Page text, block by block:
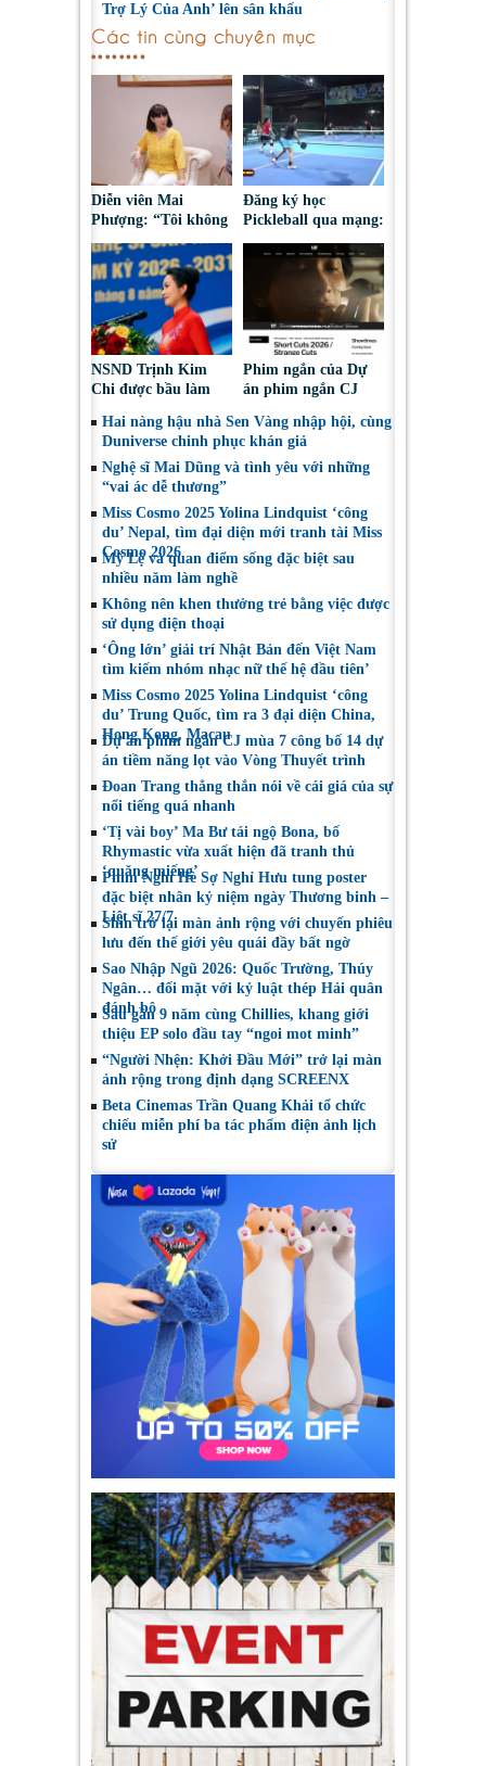
Trợ Lý Của Anh’ lên sân khấu
Các tin cùng chuyên mục
Diễn viên Mai
Phượng: “Tôi không
bao giờ hối hận về
những gì mình đã
chọn”
Đăng ký học
Pickleball qua mạng:
Nguy cơ bị chiếm
đoạt tài sản
NSND Trịnh Kim
Chi được bầu làm
Nghệ sĩ Sân khấu
Việt Nam
Phim ngắn của Dự
án phim ngắn CJ
tại LHP quốc tế
Toronto 2026
Hai nàng hậu nhà Sen Vàng nhập hội, cùng
Duniverse chinh phục khán giả
Nghệ sĩ Mai Dũng và tình yêu với những
“vai ác dễ thương”
Miss Cosmo 2025 Yolina Lindquist ‘công
du’ Nepal, tìm đại diện mới tranh tài Miss
Cosmo 2026
Mỹ Lệ và quan điểm sống đặc biệt sau
nhiều năm làm nghề
Không nên khen thưởng trẻ bằng việc được
sử dụng điện thoại
‘Ông lớn’ giải trí Nhật Bản đến Việt Nam
tìm kiếm nhóm nhạc nữ thế hệ đầu tiên’
Miss Cosmo 2025 Yolina Lindquist ‘công
du’ Trung Quốc, tìm ra 3 đại diện China,
Hong Kong, Macau
Dự án phim ngắn CJ mùa 7 công bố 14 dự
án tiềm năng lọt vào Vòng Thuyết trình
Đoan Trang thẳng thắn nói về cái giá của sự
nổi tiếng quá nhanh
‘Tị vài boy’ Ma Bư tái ngộ Bona, bố
Rhymastic vừa xuất hiện đã tranh thủ
‘quăng miếng’
Phim Nghỉ Hè Sợ Nghỉ Hưu tung poster
đặc biệt nhân kỷ niệm ngày Thương binh –
Liệt sĩ 27/7
Shin trở lại màn ảnh rộng với chuyến phiêu
lưu đến thế giới yêu quái đầy bất ngờ
Sao Nhập Ngũ 2026: Quốc Trường, Thúy
Ngân… đối mặt với kỷ luật thép Hải quân
đánh bộ
Sau gần 9 năm cùng Chillies, khang giới
thiệu EP solo đầu tay “ngoi mot minh”
“Người Nhện: Khởi Đầu Mới” trở lại màn
ảnh rộng trong định dạng SCREENX
Beta Cinemas Trần Quang Khải tổ chức
chiếu miễn phí ba tác phẩm điện ảnh lịch
sử